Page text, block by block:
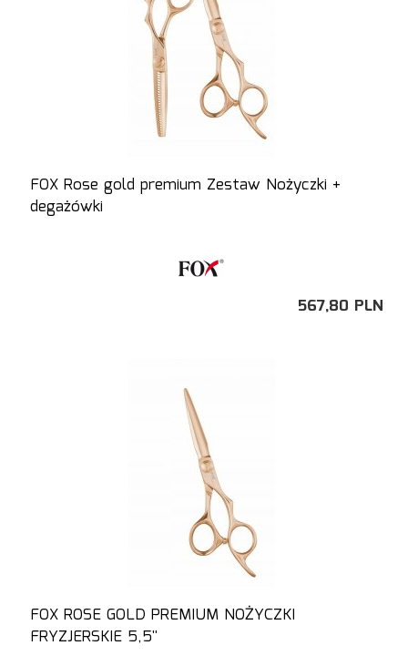
FOX Rose gold premium Zestaw Nożyczki +
degażówki
567,80 PLN
FOX ROSE GOLD PREMIUM NOŻYCZKI
FRYZJERSKIE 5,5''